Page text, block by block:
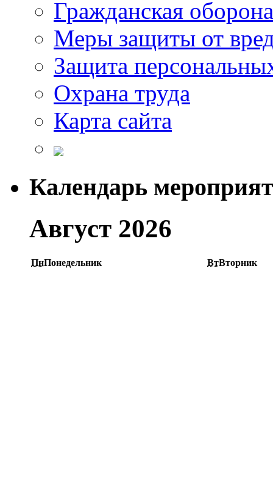
Гражданская оборона
Меры защиты от
Защита
Охрана труда
Карта сайта
Календарь
Август 2026
ПнПонедельник ВтВторник